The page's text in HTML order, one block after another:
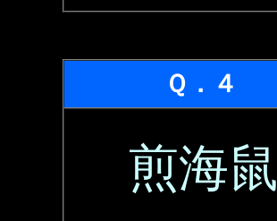
Ｑ．４
煎海鼠